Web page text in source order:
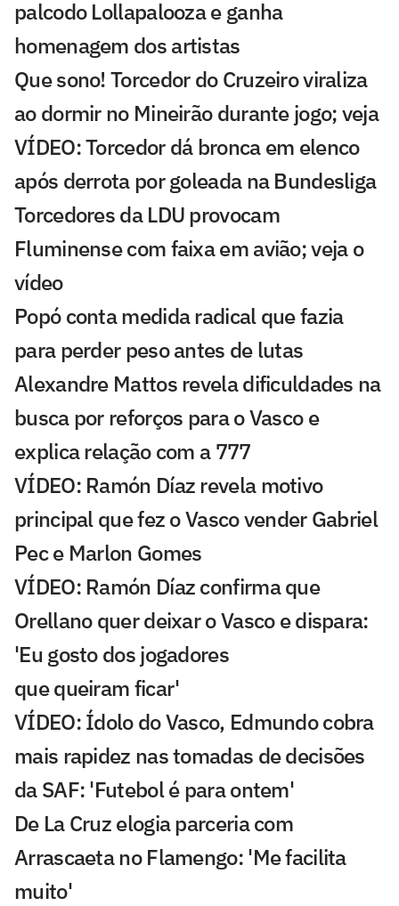
palcodo Lollapalooza e ganha
homenagem dos artistas
Que sono! Torcedor do Cruzeiro viraliza
ao dormir no Mineirão durante jogo; veja
VÍDEO: Torcedor dá bronca em elenco
após derrota por goleada na Bundesliga
Torcedores da LDU provocam
Fluminense com faixa em avião; veja o
vídeo
Popó conta medida radical que fazia
para perder peso antes de lutas
Alexandre Mattos revela dificuldades na
busca por reforços para o Vasco e
explica relação com a 777
VÍDEO: Ramón Díaz revela motivo
principal que fez o Vasco vender Gabriel
Pec e Marlon Gomes
VÍDEO: Ramón Díaz confirma que
Orellano quer deixar o Vasco e dispara:
'Eu gosto dos jogadores
que queiram ficar'
VÍDEO: Ídolo do Vasco, Edmundo cobra
mais rapidez nas tomadas de decisões
da SAF: 'Futebol é para ontem'
De La Cruz elogia parceria com
Arrascaeta no Flamengo: 'Me facilita
muito'